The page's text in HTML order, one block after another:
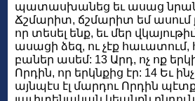
պատասխանեց եւ ասաց նրան.
Ճշմարիտ, ճշմարիտ եմ ասում
որ տեսել ենք, եւ մեր
ասացի ձեզ, ու չէք
բաներ ասեմ: 13 Արդ, ոչ ոք
Որդին, որ երկնքից էր: 14 Եւ
այնպէս էլ մարդու Որդին